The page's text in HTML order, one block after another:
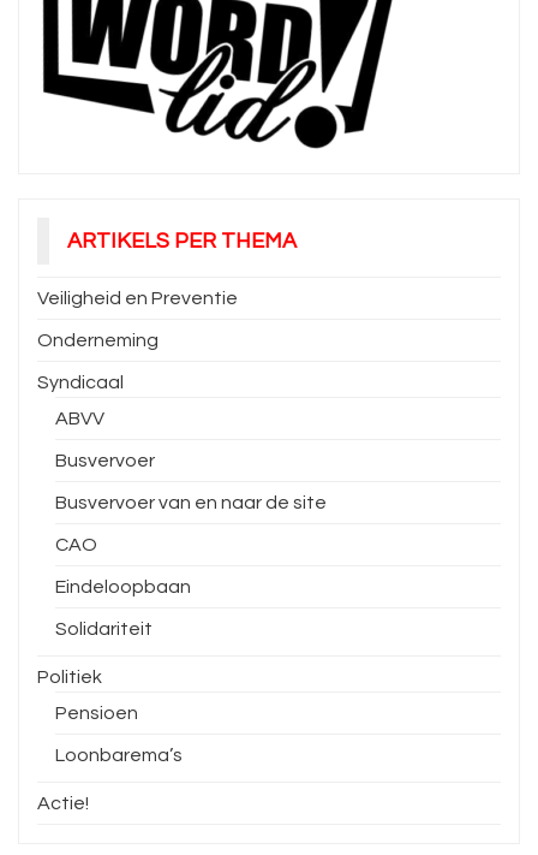
ARTIKELS PER THEMA
Veiligheid en Preventie
Onderneming
Syndicaal
ABVV
Busvervoer
Busvervoer van en naar de site
CAO
Eindeloopbaan
Solidariteit
Politiek
Pensioen
Loonbarema’s
Actie!